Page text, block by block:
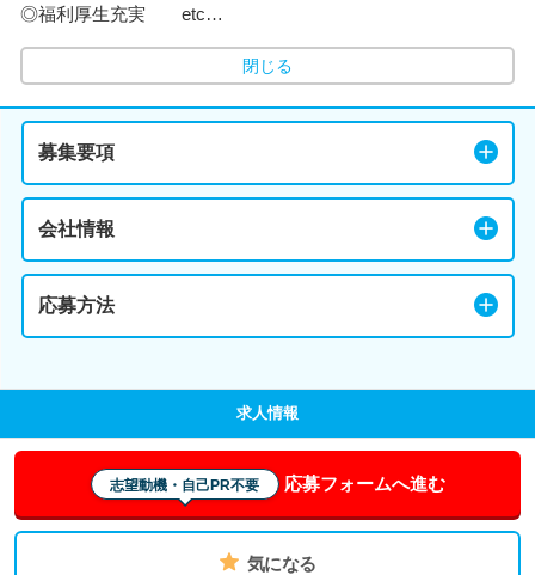
◎福利厚生充実 etc…
閉じる
募集要項
会社情報
応募方法
求人情報
志望動機・自己PR不要 応募フォームへ進む
気になる